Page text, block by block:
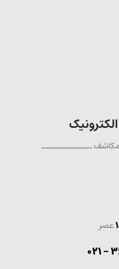
ــــــــــــــ
عصر